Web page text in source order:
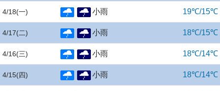
4/18(一) 小雨 19℃/15℃
4/17(二) 小雨 18℃/15℃
4/16(三) 小雨 18℃/14℃
4/15(四) 小雨 18℃/14℃